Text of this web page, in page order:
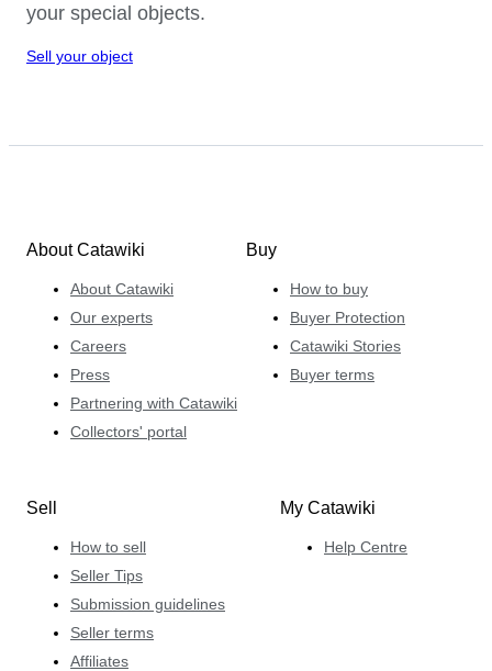
your special objects.
Sell your object
About Catawiki
About Catawiki
Our experts
Careers
Press
Partnering with Catawiki
Collectors' portal
Buy
How to buy
Buyer Protection
Catawiki Stories
Buyer terms
Sell
How to sell
Seller Tips
Submission guidelines
Seller terms
Affiliates
My Catawiki
Help Centre